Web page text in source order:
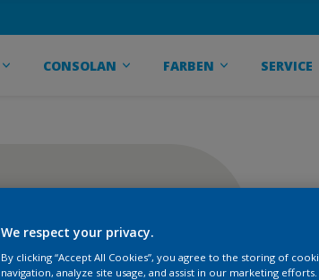
CONSOLAN FARBEN SERVICE
We respect your privacy.
By clicking “Accept All Cookies”, you agree to the storing of
navigation, analyze site usage, and assist in our marketing efforts.